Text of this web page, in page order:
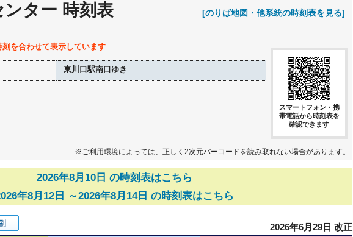
ター 時刻表 [のりば地図・他系統の時刻表を見る]
を合わせて表示しています
東川口駅南口ゆき
スマートフォン・携
帯電話から時刻表を
確認できます
※ご利用環境によっては、正しく2次元バーコードを読み取れない場合があります。
2026年8月10日 の時刻表はこちら
年8月12日 ～2026年8月14日 の時刻表はこちら
2026年6月29日 改正